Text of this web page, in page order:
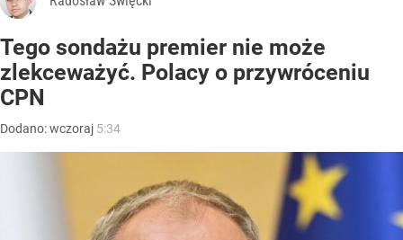
Tego sondażu premier nie może
zlekceważyć. Polacy o przywróceniu
CPN
Dodano:wczoraj 5:34